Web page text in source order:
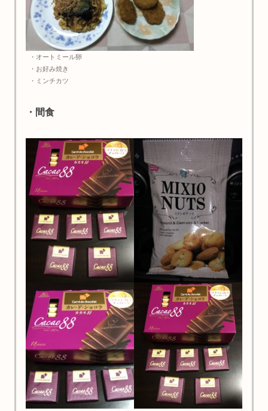
・オートミール卵
・お好み焼き
・ミンチカツ
・間食